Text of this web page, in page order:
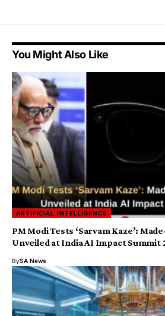
You Might Also Like
ARTIFICIAL INTELLIGENCE
PM Modi Tests ‘Sarvam Kaze’:
Unveiled at India AI Impact Summit
BySA News